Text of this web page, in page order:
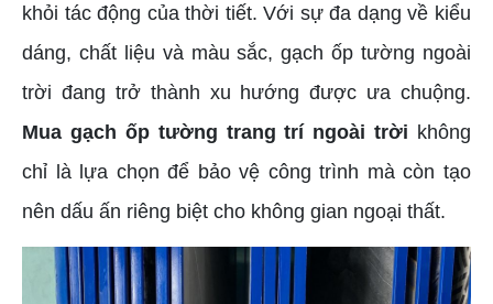
khỏi tác động của thời tiết. Với sự đa dạng về kiểu
dáng, chất liệu và màu sắc, gạch ốp tường ngoài
trời đang trở thành xu hướng được ưa chuộng.
Mua gạch ốp tường trang trí ngoài trời không
chỉ là lựa chọn để bảo vệ công trình mà còn tạo
nên dấu ấn riêng biệt cho không gian ngoại thất.